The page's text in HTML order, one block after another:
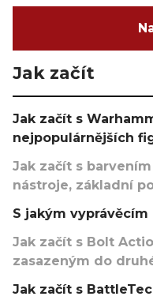
Jak začít
Jak začít s
nejpopulárnějších
Jak začít s
nástroje, základní
S jakým vyprávěcím
Jak začít s Bolt
zasazeným do
Jak začít s